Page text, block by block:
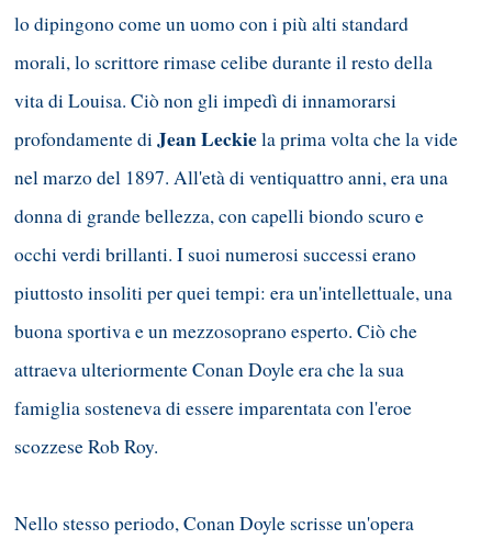
lo dipingono come un uomo con i più alti standard
morali, lo scrittore rimase celibe durante il resto della
vita di Louisa. Ciò non gli impedì di innamorarsi
profondamente diJean Leckiela prima volta che la vide
nel marzo del 1897. All'età di ventiquattro anni, era una
donna di grande bellezza, con capelli biondo scuro e
occhi verdi brillanti. I suoi numerosi successi erano
piuttosto insoliti per quei tempi: era un'intellettuale, una
buona sportiva e un mezzosoprano esperto. Ciò che
attraeva ulteriormente Conan Doyle era che la sua
famiglia sosteneva di essere imparentata con l'eroe
scozzese Rob Roy.
Nello stesso periodo, Conan Doyle scrisse un'opera